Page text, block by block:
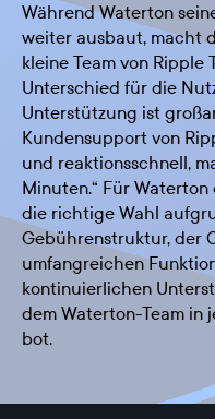
Während Waterton
weiter ausbaut, macht
kleine Team von Ripple
Unterschied für die
Unterstützung ist
Kundensupport von
und reaktionsschnell,
Minuten.“ Für
die richtige Wahl
Gebührenstruktur, der
umfangreichen
kontinuierlichen
dem Waterton-Team in
bot.